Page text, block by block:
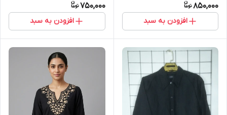
850,000
افزودن به سبد
750,000
افزودن به سبد